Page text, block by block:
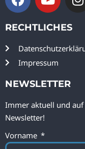
RECHTLICHES
Impressum
NEWSLETTER
Immer aktuell und
Newsletter!
Vorname